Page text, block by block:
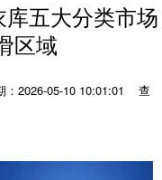
五大分类市场
区域
：2026-05-10 10:01:01
查